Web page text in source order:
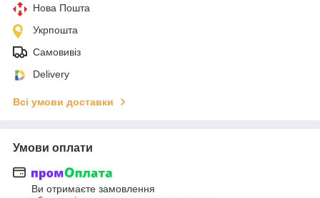
Нова Пошта
Укрпошта
Самовивіз
Delivery
Всі умови доставки
Умови оплати
Ви отримаєте замовлення